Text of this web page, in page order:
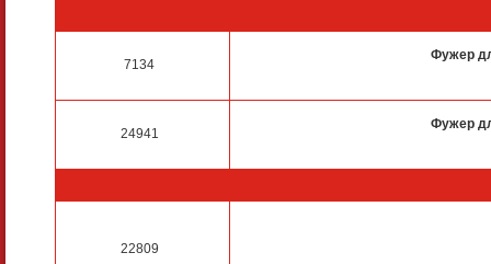
7134
Фужер
24941
Фужер
22809